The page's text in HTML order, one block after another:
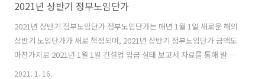
2021년 상반기 정부노임단가
2021년 상반기 정부노임단가 정부노임단가는 매년 1월 1일 새로운 해의
상반기 노임단가가 새로 책정되며, 2021년 상반기 정부노임단가 금액도
마찬가지로 2021년 1월 1일 건설업 임금 실태 보고서 자료를 통해 발표
되었습니다. 해당 2021년 상반기 정부노임단가 자료는 202년 9월 1일부
2021. 1. 16.